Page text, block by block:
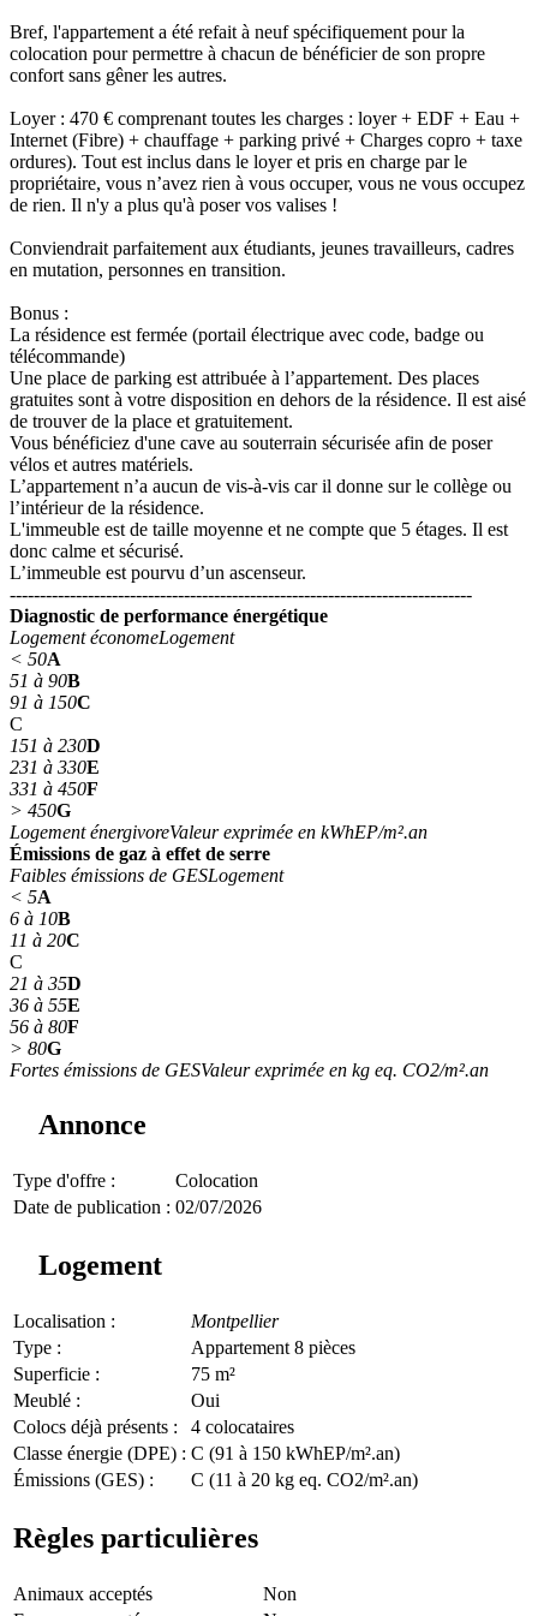
Bref, l'appartement a été refait à neuf spécifiquement pour la
colocation pour permettre à chacun de bénéficier de son propre
confort sans gêner les autres.
Loyer : 470 € comprenant toutes les charges : loyer + EDF + Eau +
Internet (Fibre) + chauffage + parking privé + Charges copro + taxe
ordures). Tout est inclus dans le loyer et pris en charge par le
propriétaire, vous n’avez rien à vous occuper, vous ne vous occupez
de rien. Il n'y a plus qu'à poser vos valises !
Conviendrait parfaitement aux étudiants, jeunes travailleurs, cadres
en mutation, personnes en transition.
Bonus :
La résidence est fermée (portail électrique avec code, badge ou
télécommande)
Une place de parking est attribuée à l’appartement. Des places
gratuites sont à votre disposition en dehors de la résidence. Il est aisé
de trouver de la place et gratuitement.
Vous bénéficiez d'une cave au souterrain sécurisée afin de poser
vélos et autres matériels.
L’appartement n’a aucun de vis-à-vis car il donne sur le collège ou
l’intérieur de la résidence.
L'immeuble est de taille moyenne et ne compte que 5 étages. Il est
donc calme et sécurisé.
L’immeuble est pourvu d’un ascenseur.
-----------------------------------------------------------------------------
Diagnostic de performance énergétique
Logement économeLogement
< 50A
51 à 90B
91 à 150C
C
151 à 230D
231 à 330E
331 à 450F
> 450G
Logement énergivoreValeur exprimée en kWhEP/m².an
Émissions de gaz à effet de serre
Faibles émissions de GESLogement
< 5A
6 à 10B
11 à 20C
C
21 à 35D
36 à 55E
56 à 80F
> 80G
Fortes émissions de GESValeur exprimée en kg eq. CO2/m².an
Annonce
Type d'offre :
Colocation
Date de publication : 02/07/2026
Logement
Localisation :
Montpellier
Type :
Appartement 8 pièces
Superficie :
75 m²
Meublé :
Oui
Colocs déjà présents :
4 colocataires
Classe énergie (DPE) : C (91 à 150 kWhEP/m².an)
Émissions (GES) :
C (11 à 20 kg eq. CO2/m².an)
Règles particulières
Animaux acceptés
Non